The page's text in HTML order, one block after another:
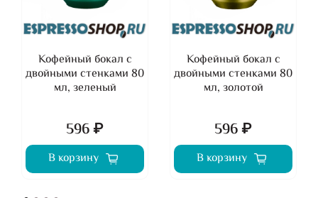
Кофейный бокал с
двойными стенками 80
мл, зеленый
596 ₽
В корзину
Кофейный бокал с
двойными стенками 80
мл, золотой
596 ₽
В корзину